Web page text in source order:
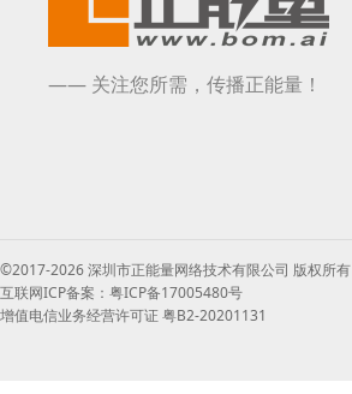
—— 关注您所需，传播正能量！
©2017-2026 深圳市正能量网络技术有限公司 版权所有
互联网ICP备案：粤ICP备17005480号
增值电信业务经营许可证 粤B2-20201131